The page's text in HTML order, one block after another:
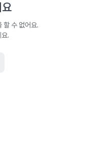
할 수 없어요.
.